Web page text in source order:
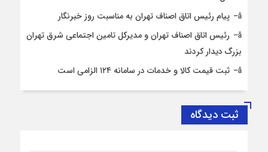
پیام رئیس اتاق اصناف تهران به مناسبت روز خبرنگار
رئیس اتاق اصناف تهران و مدیرکل تامین اجتماعی شرق تهران
بزرگ دیدار کردند
ثبت قیمت کالا و خدمات در سامانه ۱۲۴ الزامی است
ثبت دیدگاه